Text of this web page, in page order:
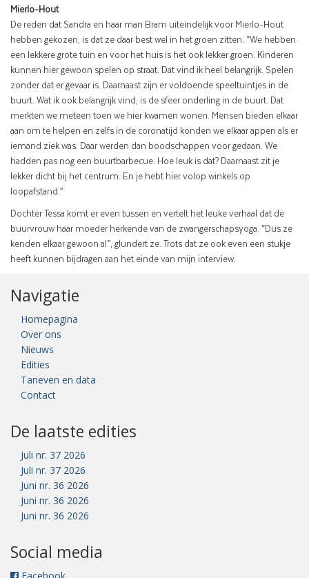
Mierlo-Hout
De reden dat Sandra en haar man Bram uiteindelijk voor Mierlo-Hout
hebben gekozen, is dat ze daar best wel in het groen zitten. “We hebben
een lekkere grote tuin en voor het huis is het ook lekker groen. Kinderen
kunnen hier gewoon spelen op straat. Dat vind ik heel belangrijk. Spelen
zonder dat er gevaar is. Daarnaast zijn er voldoende speeltuintjes in de
buurt. Wat ik ook belangrijk vind, is de sfeer onderling in de buurt. Dat
merkten we meteen toen we hier kwamen wonen. Mensen bieden elkaar
aan om te helpen en zelfs in de coronatijd konden we elkaar appen als er
iemand ziek was. Daar werden dan boodschappen voor gedaan. We
hadden pas nog een buurtbarbecue. Hoe leuk is dat? Daarnaast zit je
lekker dicht bij het centrum. En je hebt hier volop winkels op
loopafstand.”
Dochter Tessa komt er even tussen en vertelt het leuke verhaal dat de
buurvrouw haar moeder herkende van de zwangerschapsyoga. “Dus ze
kenden elkaar gewoon al”, glundert ze. Trots dat ze ook even een stukje
heeft kunnen bijdragen aan het einde van mijn interview.
Navigatie
Homepagina
Over ons
Nieuws
Edities
Tarieven en data
Contact
De laatste edities
Juli nr. 37 2026
Juli nr. 37 2026
Juni nr. 36 2026
Juni nr. 36 2026
Juni nr. 36 2026
Social media